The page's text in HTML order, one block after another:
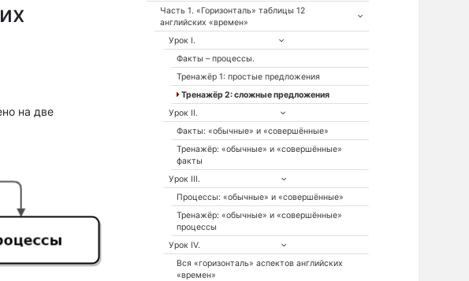
на две
Часть 1. «Горизонталь» таблицы 12
английских «времен»
Урок I.
Факты – процессы.
Тренажёр 1: простые предложения
Тренажёр 2: сложные предложения
Урок II.
Факты: «обычные» и «совершённые»
Тренажёр: «обычные» и «совершённые»
факты
Урок III.
Процессы: «обычные» и «совершённые»
Тренажёр: «обычные» и «совершённые»
процессы
Урок IV.
Вся «горизонталь» аспектов английских
«времен»